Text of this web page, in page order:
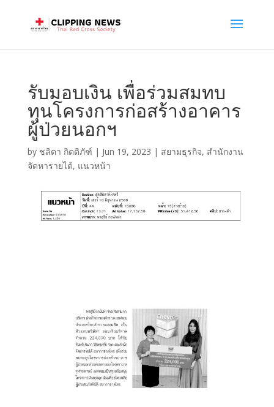
รับมอบเงิน เพื่อร่วมสมทบ
ทุนโครงการก่อสร้างอาคาร
ผู้ป่วยนอกฯ
by ชลิตา กิตติภัฑ์ | Jun 19, 2023 | สยามธุรกิจ, สำนักงาน
จัดหารายได้, แนวหน้า